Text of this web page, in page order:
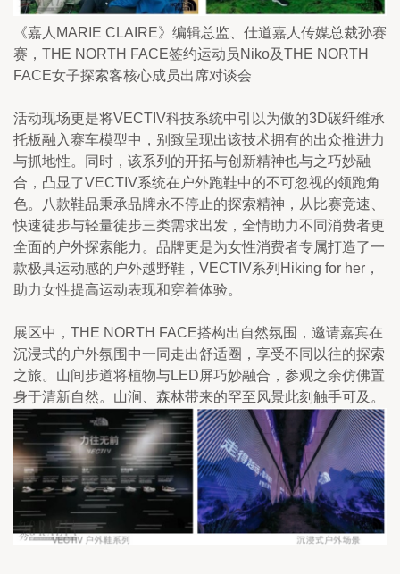
《嘉人MARIE CLAIRE》编辑总监、仕道嘉人传媒总裁孙赛
赛，THE NORTH FACE签约运动员Niko及THE NORTH
FACE女子探索客核心成员出席对谈会
活动现场更是将VECTIV科技系统中引以为傲的3D碳纤维承
托板融入赛车模型中，别致呈现出该技术拥有的出众推进力
与抓地性。同时，该系列的开拓与创新精神也与之巧妙融
合，凸显了VECTIV系统在户外跑鞋中的不可忽视的领跑角
色。八款鞋品秉承品牌永不停止的探索精神，从比赛竞速、
快速徒步与轻量徒步三类需求出发，全情助力不同消费者更
全面的户外探索能力。品牌更是为女性消费者专属打造了一
款极具运动感的户外越野鞋，VECTIV系列Hiking for her，
助力女性提高运动表现和穿着体验。
展区中，THE NORTH FACE搭构出自然氛围，邀请嘉宾在
沉浸式的户外氛围中一同走出舒适圈，享受不同以往的探索
之旅。山间步道将植物与LED屏巧妙融合，参观之余仿佛置
身于清新自然。山涧、森林带来的罕至风景此刻触手可及。